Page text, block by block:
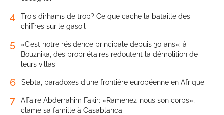
4
Trois dirhams de trop? Ce que cache la bataille des
chiffres sur le gasoil
5
«C’est notre résidence principale depuis 30 ans»: à
Bouznika, des propriétaires redoutent la démolition de
leurs villas
6 Sebta, paradoxes d’une frontière européenne en Afrique
7
Affaire Abderrahim Fakir: «Ramenez-nous son corps»,
clame sa famille à Casablanca